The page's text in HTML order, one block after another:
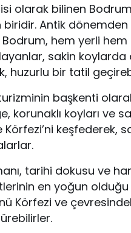
olarak bilinen
Antik dönemden
hem yerli
sakin
huzurlu bir tatil
başkenti
korunaklı koyları ve
keşfederek,
tarihi dokusu ve
en yoğun
Körfezi ve